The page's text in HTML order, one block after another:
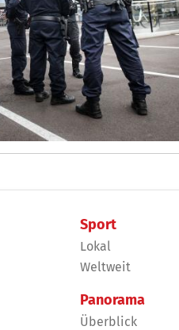
Sport
Lokal
Weltweit
Panorama
Überblick